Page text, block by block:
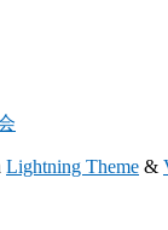
Lightning Theme &